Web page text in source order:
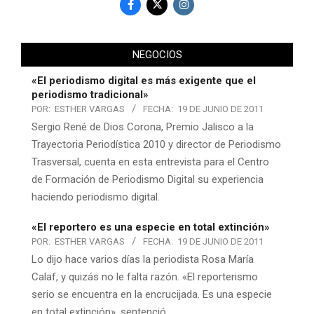
NEGOCIOS
«El periodismo digital es más exigente que el
periodismo tradicional»
POR: ESTHER VARGAS FECHA: 19 DE JUNIO DE 2011
Sergio René de Dios Corona, Premio Jalisco a la
Trayectoria Periodística 2010 y director de Periodismo
Trasversal, cuenta en esta entrevista para el Centro
de Formación de Periodismo Digital su experiencia
haciendo periodismo digital.
«El reportero es una especie en total extinción»
POR: ESTHER VARGAS FECHA: 19 DE JUNIO DE 2011
Lo dijo hace varios días la periodista Rosa María
Calaf, y quizás no le falta razón. «El reporterismo
serio se encuentra en la encrucijada. Es una especie